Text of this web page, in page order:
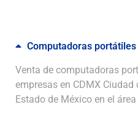
Computadoras portátiles
Venta de computadoras
empresas en CDMX Ciudad
Estado de México en el